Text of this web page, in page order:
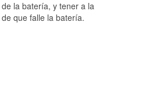
la batería, y tener a la
que falle la batería.